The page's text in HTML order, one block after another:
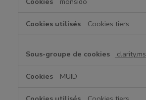
Cookies tiers
clarity.ms
MUID